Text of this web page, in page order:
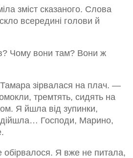
зміст сказаного. Слова
всередині голови й
Чому вони там? Вони ж
зірвалася на плач. —
тремтять, сидять на
Я йшла від зупинки,
Господи, Марино,
обірвалося. Я вже не питала,